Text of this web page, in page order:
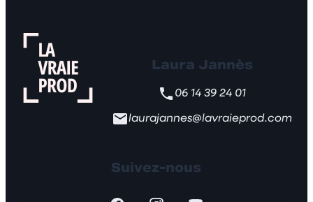
Laura Jannès
06 14 39 24 01
laurajannes@lavraieprod.com
Suivez-nous